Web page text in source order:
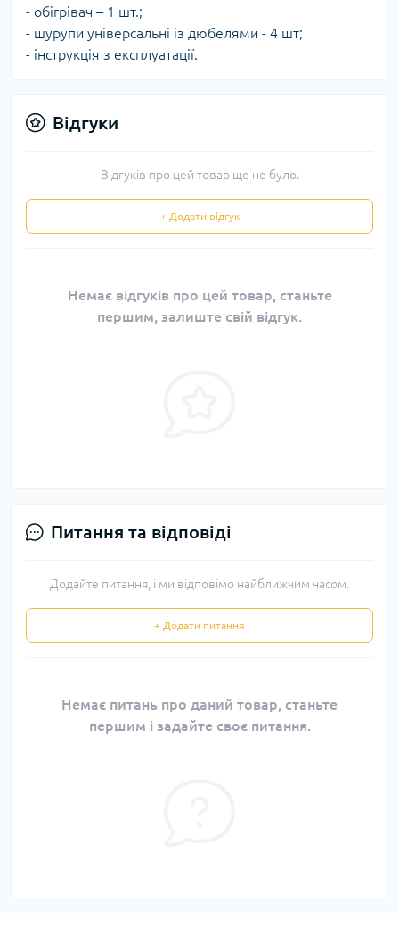
- обігрівач – 1 шт.;
- шурупи універсальні із дюбелями - 4 шт;
- інструкція з експлуатації.
Відгуки
Відгуків про цей товар ще не було.
+ Додати відгук
Немає відгуків про цей товар, станьте
першим, залиште свій відгук.
Питання та відповіді
Додайте питання, і ми відповімо найближчим часом.
+ Додати питання
Немає питань про даний товар, станьте
першим і задайте своє питання.